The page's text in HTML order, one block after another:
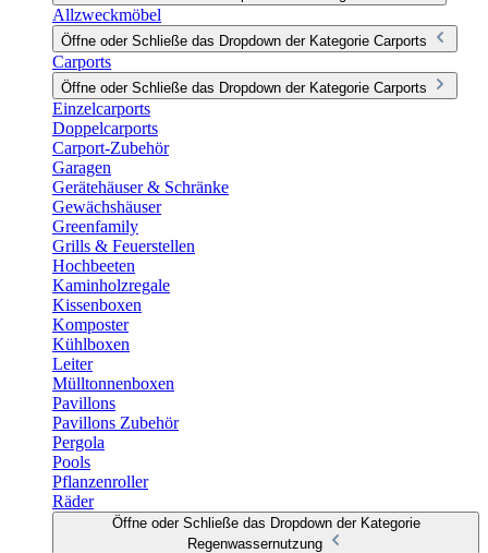
Allzweckmöbel
Öffne oder Schließe das Dropdown der Kategorie Carports
Carports
Öffne oder Schließe das Dropdown der Kategorie Carports
Einzelcarports
Doppelcarports
Carport-Zubehör
Garagen
Gerätehäuser & Schränke
Gewächshäuser
Greenfamily
Grills & Feuerstellen
Hochbeeten
Kaminholzregale
Kissenboxen
Komposter
Kühlboxen
Leiter
Mülltonnenboxen
Pavillons
Pavillons Zubehör
Pergola
Pools
Pflanzenroller
Räder
Öffne oder Schließe das Dropdown der Kategorie
Regenwassernutzung